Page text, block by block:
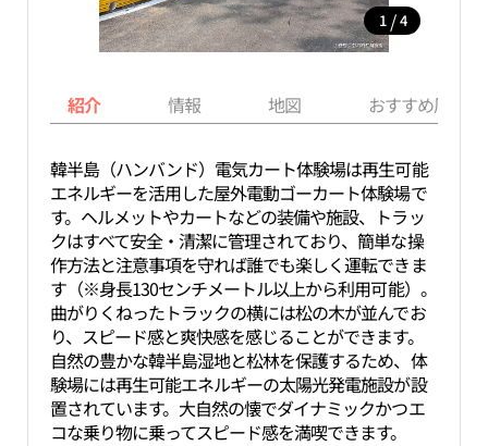
1 / 4
紹介 情報 地図 おすすめ周辺
韓半島（ハンバンド）電気カート体験場は再生可能
エネルギーを活用した屋外電動ゴーカート体験場で
す。ヘルメットやカートなどの装備や施設、トラッ
クはすべて安全・清潔に管理されており、簡単な操
作方法と注意事項を守れば誰でも楽しく運転できま
す（※身長130センチメートル以上から利用可能）。
曲がりくねったトラックの横には松の木が並んでお
り、スピード感と爽快感を感じることができます。
自然の豊かな韓半島湿地と松林を保護するため、体
験場には再生可能エネルギーの太陽光発電施設が設
置されています。大自然の懐でダイナミックかつエ
コな乗り物に乗ってスピード感を満喫できます。